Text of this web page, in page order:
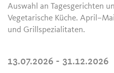
Auswahl an Tagesgerichten
Vegetarische Küche.
und Grillspezialitaten.
13.07.2026 - 31.12.2026